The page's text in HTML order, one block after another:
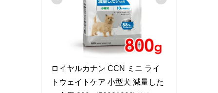
ロイヤルカナン CCN ミニ ライ
トウェイトケア 小型犬 減量した